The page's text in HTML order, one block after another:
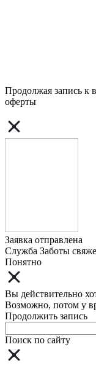
Продолжая запись к
оферты
Заявка отправлена
Служба Заботы
Понятно
Вы действительно
Возможно, потом у
Продолжить запись
Поиск по сайту